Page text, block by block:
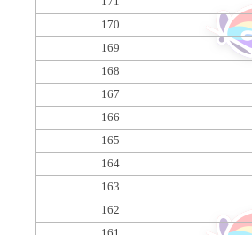
170
169
168
167
166
165
164
163
162